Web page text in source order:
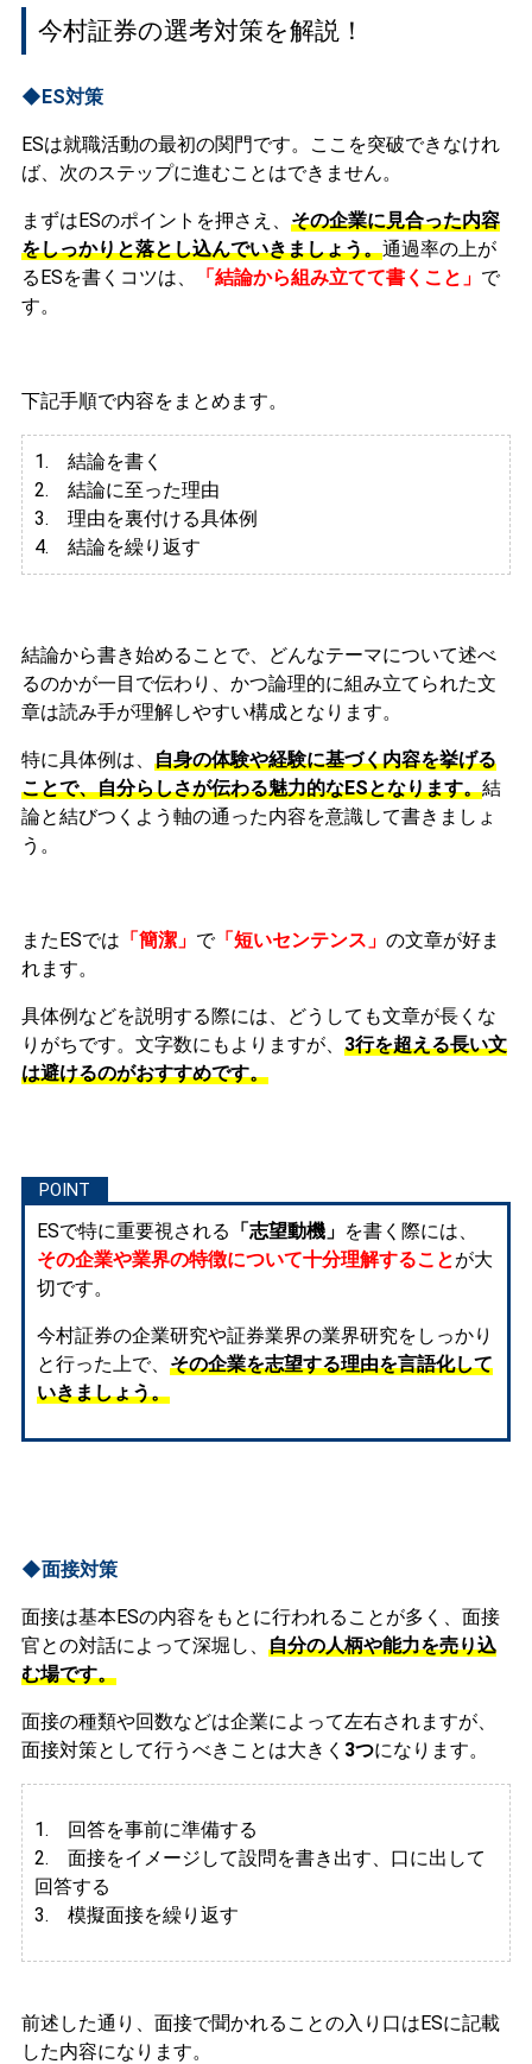
今村証券の選考対策を解説！
◆ES対策
ESは就職活動の最初の関門です。ここを突破できなけれ
ば、次のステップに進むことはできません。
まずはESのポイントを押さえ、 その企業に見合った内容
をしっかりと落とし込んでいきましょう。通過率の上が
るESを書くコツは、
「結論から組み立てて書くこと」 で
す。
下記手順で内容をまとめます。
1. 結論を書く
2. 結論に至った理由
3. 理由を裏付ける具体例
4. 結論を繰り返す
結論から書き始めることで、どんなテーマについて述べ
るのかが一目で伝わり、かつ論理的に組み立てられた文
章は読み手が理解しやすい構成となります。
特に具体例は、 自身の体験や経験に基づく内容を挙げる
ことで、自分らしさが伝わる魅力的なESとなります。結
論と結びつくよう軸の通った内容を意識して書きましょ
う。
またESでは 「簡潔」 で「短いセンテンス」 の文章が好ま
れます。
具体例などを説明する際には、どうしても文章が長くな
りがちです。文字数にもよりますが、 3行を超える長い文
は避けるのがおすすめです。
ESで特に重要視される 「志望動機」 を書く際には、
その企業や業界の特徴について十分理解することが大
切です。
今村証券の企業研究や証券業界の業界研究をしっかり
と行った上で、 その企業を志望する理由を言語化して
いきましょう。
◆面接対策
面接は基本ESの内容をもとに行われることが多く、面接
官との対話によって深堀し、 自分の人柄や能力を売り込
む場です。
面接の種類や回数などは企業によって左右されますが、
面接対策として行うべきことは大きく 3つになります。
1. 回答を事前に準備する
2. 面接をイメージして設問を書き出す、口に出して
回答する
3. 模擬面接を繰り返す
前述した通り、面接で聞かれることの入り口はESに記載
した内容になります。